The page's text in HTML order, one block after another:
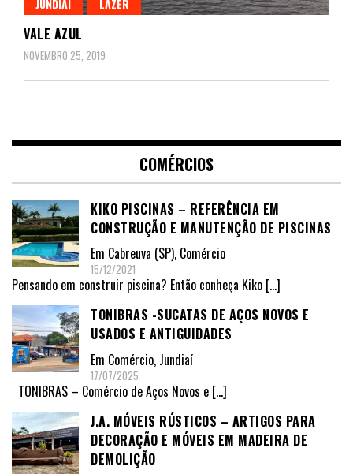
JUNDIAÍ LAZER
VALE AZUL
NOVEMBRO 25, 2019
COMÉRCIOS
KIKO PISCINAS – REFERÊNCIA EM
CONSTRUÇÃO E MANUTENÇÃO DE PISCINAS
Em Cabreuva (SP), Comércio
15/12/2021
Pensando em construir piscina? Então conheça Kiko […]
TONIBRAS -SUCATAS DE AÇOS NOVOS E
USADOS E ANTIGUIDADES
Em Comércio, Jundiaí
17/07/2025
TONIBRAS – Comércio de Aços Novos e […]
J.A. MÓVEIS RÚSTICOS – ARTIGOS PARA
DECORAÇÃO E MÓVEIS EM MADEIRA DE
DEMOLIÇÃO